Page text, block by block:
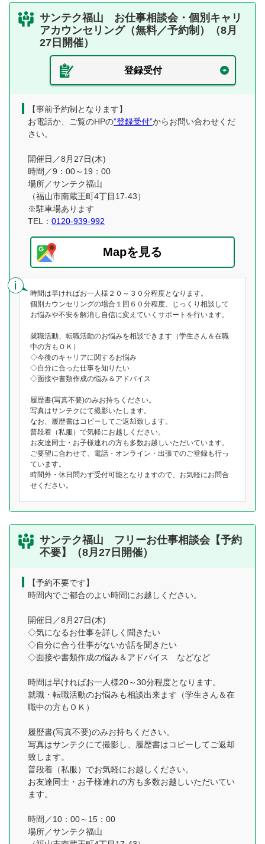
サンテク福山 お仕事相談会・個別キャリ
アカウンセリング（無料／予約制）（8月
27日開催）
登録受付
【事前予約制となります】
お電話か、ご覧のHPの”登録受付”からお問い合わせくだ
さい。
開催日／8月27日(木)
時間／9：00～19：00
場所／サンテク福山
（福山市南蔵王町4丁目17-43）
※駐車場あります
TEL： 0120-939-992
Mapを見る
時間は早ければお一人様２０～３０分程度となります。
個別カウンセリングの場合１回６０分程度、じっくり相談して
お悩みや不安を解消し自信に変えていくサポートを行います。
就職活動、転職活動のお悩みを相談できます（学生さん＆在職
中の方もＯＫ）
◇今後のキャリアに関するお悩み
◇自分に合った仕事を知りたい
◇面接や書類作成の悩み＆アドバイス
履歴書(写真不要)のみお持ちください。
写真はサンテクにて撮影いたします。
なお、履歴書はコピーしてご返却致します。
普段着（私服）で気軽にお越しください。
お友達同士・お子様連れの方も多数お越しいただいています。
ご要望に合わせて、電話・オンライン・出張でのご登録も行っ
ています。
時間外・休日問わず受付可能となりますので、お気軽にお問合
せください。
サンテク福山 フリーお仕事相談会【予約
不要】（8月27日開催）
【予約不要です】
時間内でご都合のよい時間にお越しください。
開催日／8月27日(木)
◇気になるお仕事を詳しく聞きたい
◇自分に合う仕事がないか話を聞きたい
◇面接や書類作成の悩み＆アドバイス などなど
時間は早ければお一人様20～30分程度となります。
就職・転職活動のお悩みも相談出来ます（学生さん＆在
職中の方もＯＫ）
履歴書(写真不要)のみお持ちください。
写真はサンテクにて撮影し、履歴書はコピーしてご返却
致します。
普段着（私服）でお気軽にお越しください。
お友達同士・お子様連れの方も多数お越しいただいてい
ます。
時間／10：00～15：00
場所／サンテク福山